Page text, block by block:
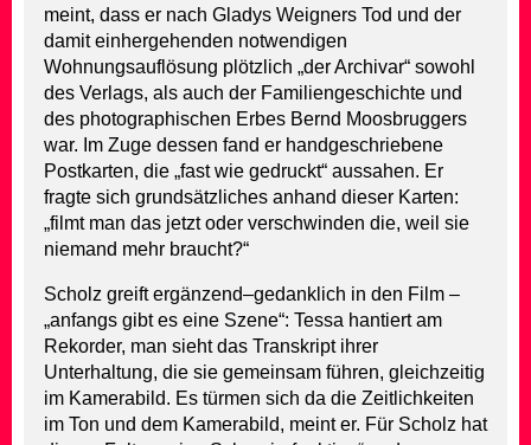
meint, dass er nach Gladys Weigners Tod und der
damit einhergehenden notwendigen
Wohnungsauflösung plötzlich „der Archivar“ sowohl
des Verlags, als auch der Familiengeschichte und
des photographischen Erbes Bernd Moosbruggers
war. Im Zuge dessen fand er handgeschriebene
Postkarten, die „fast wie gedruckt“ aussahen. Er
fragte sich grundsätzliches anhand dieser Karten:
„filmt man das jetzt oder verschwinden die, weil sie
niemand mehr braucht?“
Scholz greift ergänzend–gedanklich in den Film –
„anfangs gibt es eine Szene“: Tessa hantiert am
Rekorder, man sieht das Transkript ihrer
Unterhaltung, die sie gemeinsam führen, gleichzeitig
im Kamerabild. Es türmen sich da die Zeitlichkeiten
im Ton und dem Kamerabild, meint er. Für Scholz hat